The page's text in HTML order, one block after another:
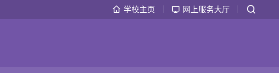
学校主页 网上服务大厅